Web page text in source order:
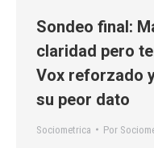
Sondeo final:
claridad pero
Vox reforzado
su peor dato
Sociometrica Por